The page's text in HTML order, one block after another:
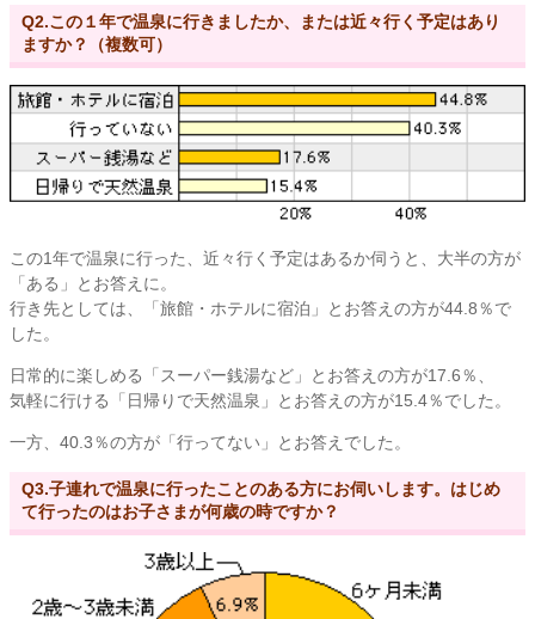
Q2.この１年で温泉に行きましたか、または近々行く予定はあり
ますか？（複数可）
この1年で温泉に行った、近々行く予定はあるか伺うと、大半の方が
「ある」とお答えに。
行き先としては、「旅館・ホテルに宿泊」とお答えの方が44.8％で
した。
日常的に楽しめる「スーパー銭湯など」とお答えの方が17.6％、
気軽に行ける「日帰りで天然温泉」とお答えの方が15.4％でした。
一方、40.3％の方が「行ってない」とお答えでした。
Q3.子連れで温泉に行ったことのある方にお伺いします。はじめ
て行ったのはお子さまが何歳の時ですか？